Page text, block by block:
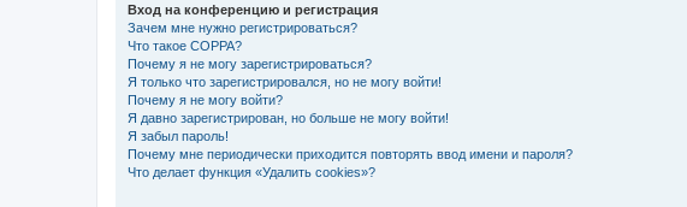
Вход на конференцию и регистрация
Зачем мне нужно регистрироваться?
Что такое COPPA?
Почему я не могу зарегистрироваться?
Я только что зарегистрировался, но не могу войти!
Почему я не могу войти?
Я давно зарегистрирован, но больше не могу войти!
Я забыл пароль!
Почему мне периодически приходится повторять ввод имени и пароля?
Что делает функция «Удалить cookies»?